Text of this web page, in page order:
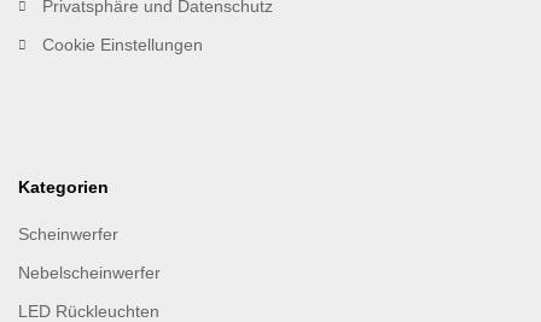
Privatsphäre und Datenschutz
Cookie Einstellungen
Kategorien
Scheinwerfer
Nebelscheinwerfer
LED Rückleuchten